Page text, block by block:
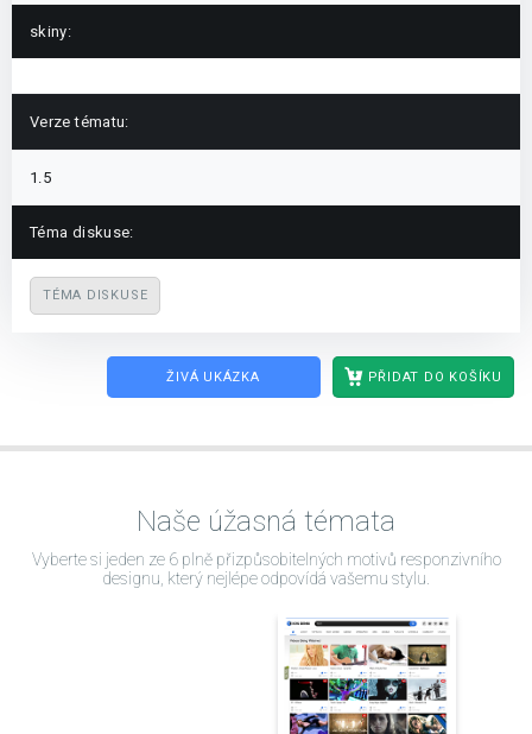
skiny:
Verze tématu:
1.5
Téma diskuse:
TÉMA DISKUSE
ŽIVÁ UKÁZKA PŘIDAT DO KOŠÍKU
Naše úžasná témata
Vyberte si jeden ze 6 plně přizpůsobitelných motivů responzivního
designu, který nejlépe odpovídá vašemu stylu.